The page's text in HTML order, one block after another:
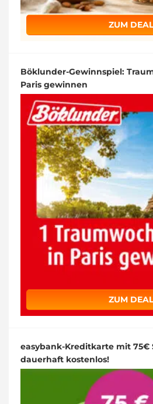
ZUM DEAL
Böklunder-Gewinnspiel:
Paris gewinnen
ZUM DEAL
easybank-Kreditkarte mit 75€
dauerhaft kostenlos!